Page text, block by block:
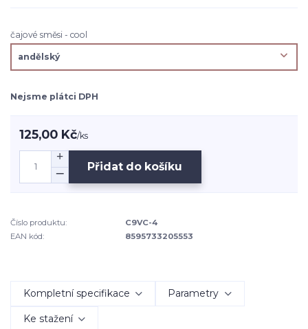
čajové směsi - cool
Nejsme plátci DPH
125,00 Kč/ks
Přidat do košíku
Číslo produktu:
C9VC-4
EAN kód:
8595733205553
Kompletní specifikace Parametry
Ke stažení